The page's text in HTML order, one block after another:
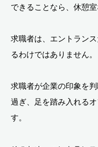
できることなら、休憩
求職者は、エントラン
るわけではありません。
求職者が企業の印象を
過ぎ、足を踏み入れる
す。